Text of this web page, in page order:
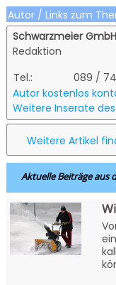
Autor / Links zum
Schwarzmeier GmbH
Redaktion
Tel.:
089 /
Autor kostenlos
Weitere Inserate
Weitere Artikel
Aktuelle Beiträge aus